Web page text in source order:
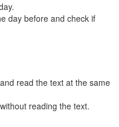
day before and check if
read the text at the same
reading the text.